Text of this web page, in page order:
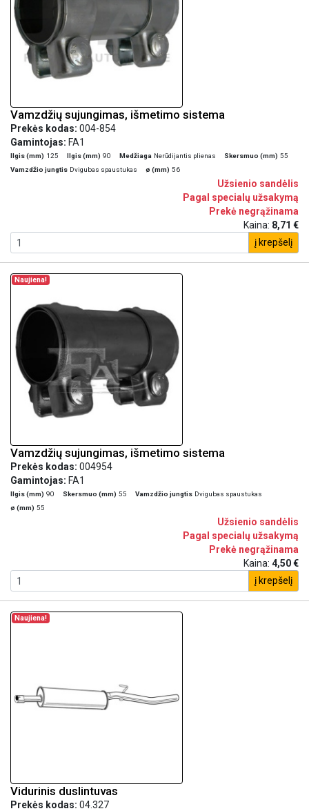
Vamzdžių sujungimas, išmetimo sistema
Prekės kodas: 004-854
Gamintojas: FA1
Ilgis (mm) 125 Ilgis (mm) 90 Medžiaga Nerūdijantis plienas Skersmuo (mm) 55
Vamzdžio jungtis Dvigubas spaustukas ø (mm) 56
Užsienio sandėlis
Pagal specialų užsakymą
Prekė negrąžinama
Kaina: 8,71 €
į krepšelį
Naujiena!
Vamzdžių sujungimas, išmetimo sistema
Prekės kodas: 004954
Gamintojas: FA1
Ilgis (mm) 90 Skersmuo (mm) 55 Vamzdžio jungtis Dvigubas spaustukas
ø (mm) 55
Užsienio sandėlis
Pagal specialų užsakymą
Prekė negrąžinama
Kaina: 4,50 €
į krepšelį
Naujiena!
Vidurinis duslintuvas
Prekės kodas: 04.327